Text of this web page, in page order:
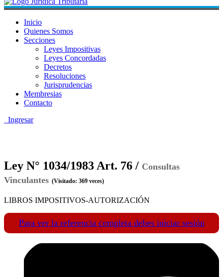
Inicio
Quienes Somos
Secciones
Leyes Impositivas
Leyes Concordadas
Decretos
Resoluciones
Jurisprudencias
Membresias
Contacto
Ingresar
Ley N° 1034/1983 Art. 76 / Consultas
Vinculantes (Visitado: 369 veces)
LIBROS IMPOSITIVOS-AUTORIZACIÓN
Para ver la referencia completa debes iniciar sesión